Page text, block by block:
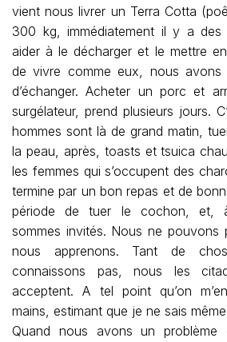
vient nous livrer un Terra Cotta
300 kg, immédiatement il y a des
aider à le décharger et le mettre
de vivre comme eux, nous avons
d’échanger. Acheter un porc et
surgélateur, prend plusieurs jours.
hommes sont là de grand matin,
la peau, après, toasts et tsuica
les femmes qui s’occupent des
termine par un bon repas et de
période de tuer le cochon, et,
sommes invités. Nous ne pouvons
nous apprenons. Tant de
connaissons pas, nous les
acceptent. A tel point qu’on
mains, estimant que je ne sais
Quand nous avons un problème